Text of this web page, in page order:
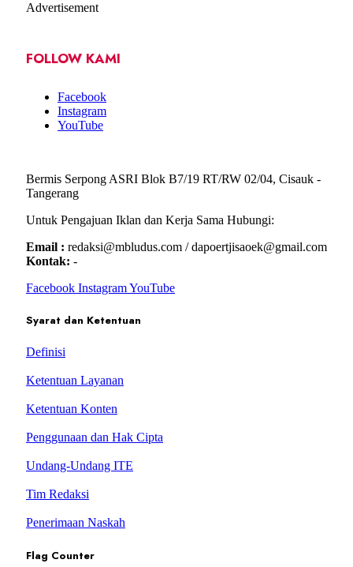
Advertisement
FOLLOW KAMI
Facebook
Instagram
YouTube
Bermis Serpong ASRI Blok B7/19 RT/RW 02/04, Cisauk -
Tangerang
Untuk Pengajuan Iklan dan Kerja Sama Hubungi:
Email : redaksi@mbludus.com / dapoertjisaoek@gmail.com
Kontak: -
Facebook InstagramYouTube
Syarat dan Ketentuan
Definisi
Ketentuan Layanan
Ketentuan Konten
Penggunaan dan Hak Cipta
Undang-Undang ITE
Tim Redaksi
Penerimaan Naskah
Flag Counter